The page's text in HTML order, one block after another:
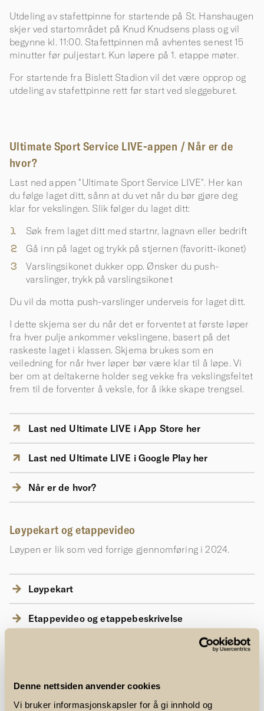
Denne nettsiden anvender cookies
Vi bruker informasjonskapsler for å gi innhold og
Utdeling av stafettpinne for startende på St. Hanshaugen
skjer ved startområdet på Knud Knudsens plass og vil
begynne kl. 11:00. Stafettpinnen må avhentes senest 15
minutter før puljestart. Kun løpere på 1. etappe møter.
For startende fra Bislett Stadion vil det være opprop og
utdeling av stafettpinne rett før start ved sleggeburet.
Ultimate Sport Service LIVE-appen / Når er de
hvor?
Last ned appen "Ultimate Sport Service LIVE". Her kan
du følge laget ditt, sånn at du vet når du bør gjøre deg
klar for vekslingen. Slik følger du laget ditt:
Søk frem laget ditt med startnr, lagnavn eller bedrift
Gå inn på laget og trykk på stjernen (favoritt-ikonet)
Varslingsikonet dukker opp. Ønsker du push-
varslinger, trykk på varslingsikonet
Du vil da motta push-varslinger underveis for laget ditt.
I dette skjema ser du når det er forventet at første løper
fra hver pulje ankommer vekslingene, basert på det
raskeste laget i klassen. Skjema brukes som en
veiledning for når hver løper bør være klar til å løpe. Vi
ber om at deltakerne holder seg vekke fra vekslingsfeltet
frem til de forventer å veksle, for å ikke skape trengsel.
Last ned Ultimate LIVE i App Store her
Last ned Ultimate LIVE i Google Play her
Når er de hvor?
Løypekart og etappevideo
Løypen er lik som ved forrige gjennomføring i 2024.
Løypekart
Etappevideo og etappebeskrivelse
Etappene som ligger nærmest Bislett, 1.-6. og 11.-15., vil
det være enklest å gå eller jogge til. Alle som kan, bør
unngå å bruke T-banen, og heller ta sin oppvarming på